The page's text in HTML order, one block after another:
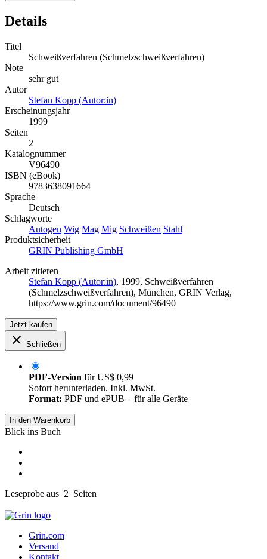
Details
Titel
Schweißverfahren (Schmelzschweißverfahren)
Note
sehr gut
Autor
Stefan Kopp (Autor:in)
Erscheinungsjahr
1999
Seiten
2
Katalognummer
V96490
ISBN (eBook)
9783638091664
Sprache
Deutsch
Schlagworte
Autogen Wig Mag Mig Schweißen Stahl
Produktsicherheit
GRIN Publishing GmbH
Arbeit zitieren
Stefan Kopp (Autor:in), 1999, Schweißverfahren
(Schmelzschweißverfahren), München, GRIN Verlag,
https://www.grin.com/document/96490
Jetzt kaufen
Schließen
PDF-Version fürUS$ 0,99
Sofort herunterladen. Inkl. MwSt.
Format: PDF und ePUB – für alle Geräte
In den Warenkorb
Blick ins Buch
Leseprobe aus 2 Seiten
Grin.com
Versand
Kontakt